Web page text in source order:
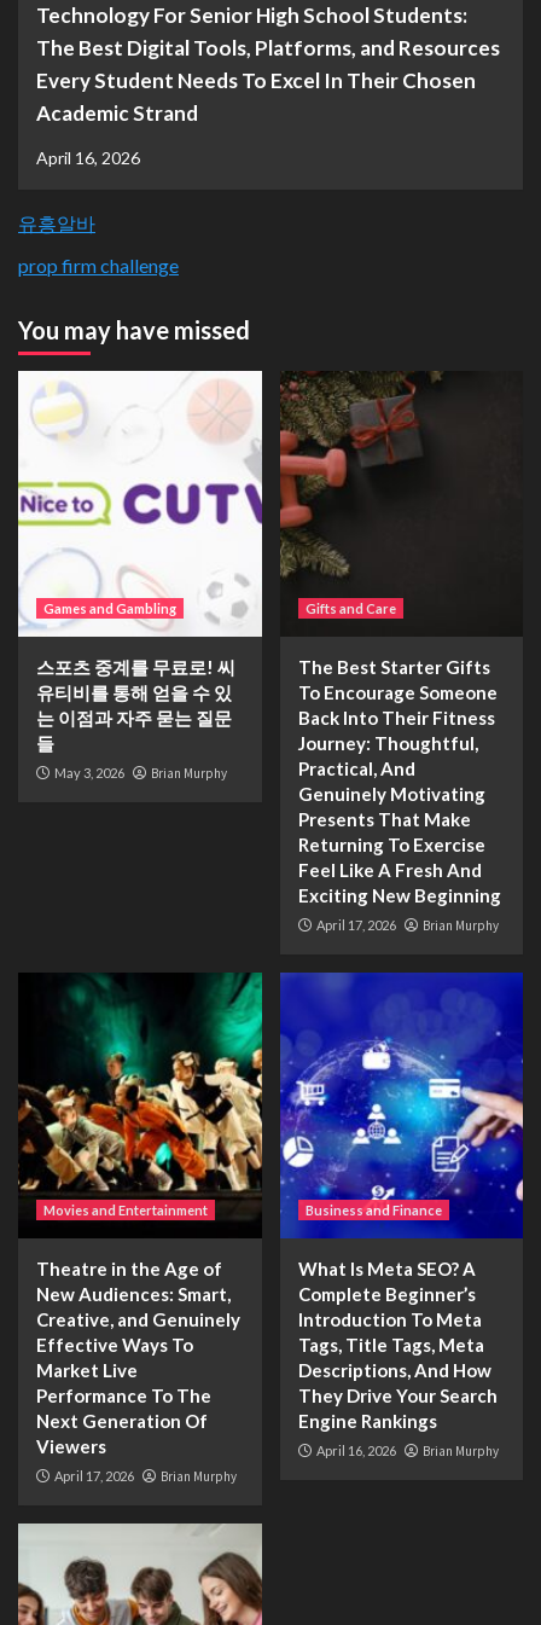
Technology For Senior High School Students:
The Best Digital Tools, Platforms, and Resources
Every Student Needs To Excel In Their Chosen
Academic Strand
April 16, 2026
유흥알바
prop firm challenge
You may have missed
Games and Gambling
스포츠 중계를 무료로! 씨
유티비를 통해 얻을 수 있
는 이점과 자주 묻는 질문
들
May 3, 2026 Brian Murphy
Gifts and Care
The Best Starter Gifts
To Encourage Someone
Back Into Their Fitness
Journey: Thoughtful,
Practical, And
Genuinely Motivating
Presents That Make
Returning To Exercise
Feel Like A Fresh And
Exciting New Beginning
April 17, 2026 Brian Murphy
Movies and Entertainment
Theatre in the Age of
New Audiences: Smart,
Creative, and Genuinely
Effective Ways To
Market Live
Performance To The
Next Generation Of
Viewers
April 17, 2026 Brian Murphy
Business and Finance
What Is Meta SEO? A
Complete Beginner’s
Introduction To Meta
Tags, Title Tags, Meta
Descriptions, And How
They Drive Your Search
Engine Rankings
April 16, 2026 Brian Murphy